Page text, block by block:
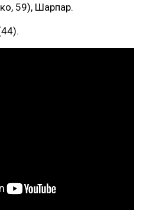
59), Шарпар.